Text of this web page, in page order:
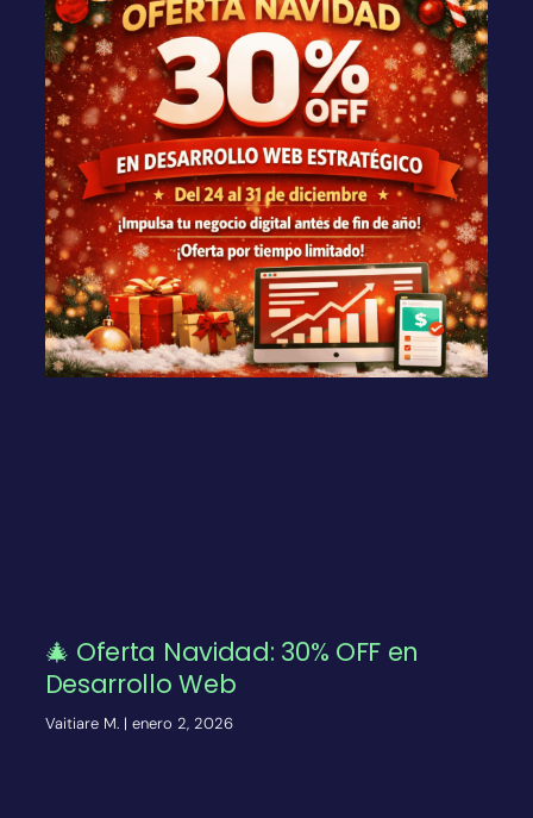
🎄 Oferta Navidad: 30% OFF en
Desarrollo Web
Vaitiare M. enero 2, 2026